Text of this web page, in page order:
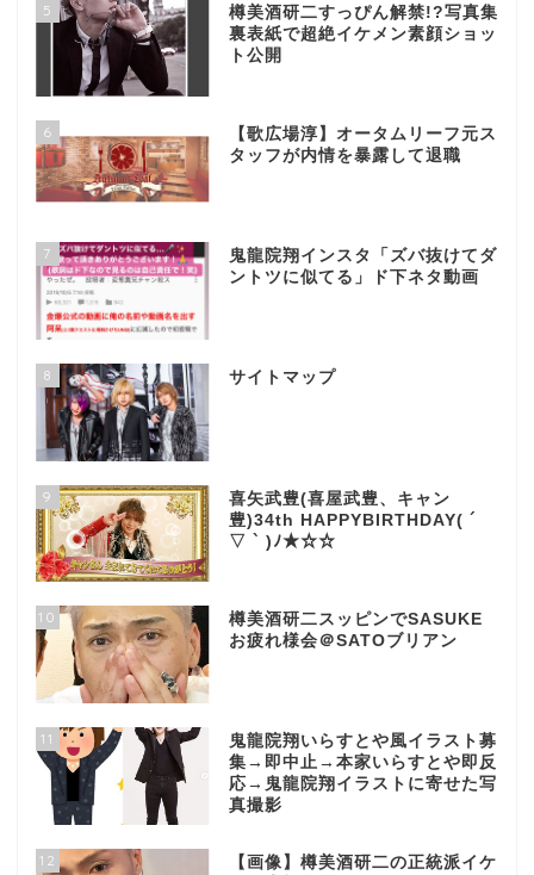
5
樽美酒研二すっぴん解禁!?写真集
裏表紙で超絶イケメン素顔ショッ
ト公開
6
【歌広場淳】オータムリーフ元ス
タッフが内情を暴露して退職
7
鬼龍院翔インスタ「ズバ抜けてダ
ントツに似てる」ド下ネタ動画
8 サイトマップ
9
喜矢武豊(喜屋武豊、キャン
豊)34th HAPPYBIRTHDAY( ´
▽ ` )ﾉ★☆☆
10
樽美酒研二スッピンでSASUKE
お疲れ様会＠SATOブリアン
11
鬼龍院翔いらすとや風イラスト募
集→即中止→本家いらすとや即反
応→鬼龍院翔イラストに寄せた写
真撮影
12
【画像】樽美酒研二の正統派イケ